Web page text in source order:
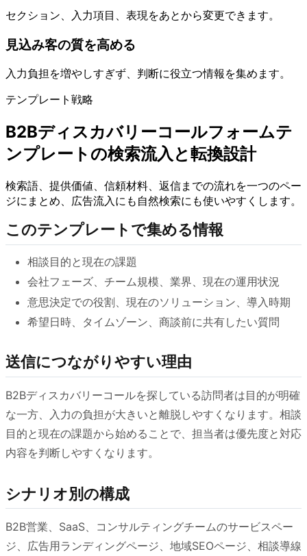
セクション、入力項目、表現をあとから変更できます。
見込み客の質を高める
入力負担を増やしすぎず、判断に役立つ情報を集めます。
テンプレート戦略
B2Bディスカバリーコールフォームテ
ンプレートの検索流入と転換設計
検索語、提供価値、信頼材料、返信までの流れを一つのペー
ジにまとめ、広告流入にも自然検索にも使いやすくします。
このテンプレートで集める情報
相談目的と現在の課題
会社フェーズ、チーム規模、業界、現在の運用状況
意思決定での役割、現在のソリューション、導入時期
希望日時、タイムゾーン、商談前に共有したい質問
送信につながりやすい理由
B2Bディスカバリーコールを探している訪問者は目的が明確
な一方、入力の負担が大きいと離脱しやすくなります。相談
目的と現在の課題から始めることで、担当者は優先度と対応
内容を判断しやすくなります。
シナリオ別の構成
B2B営業、SaaS、コンサルティングチームのサービスペー
ジ、広告用ランディングページ、地域SEOページ、相談導線